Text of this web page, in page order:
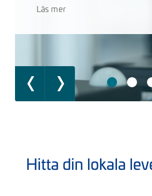
och servicegrad.
Läs mer
Hitta din lokala